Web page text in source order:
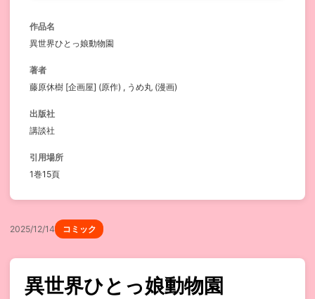
作品名
異世界ひとっ娘動物園
著者
藤原休樹 [企画屋] (原作) , うめ丸 (漫画)
出版社
講談社
引用場所
1巻15頁
2025/12/14 コミック
異世界ひとっ娘動物園